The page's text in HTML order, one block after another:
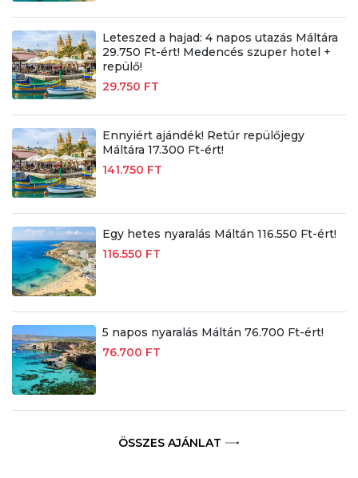
Leteszed a hajad: 4 napos utazás Máltára
29.750 Ft-ért! Medencés szuper hotel +
repülő!
29.750 FT
Ennyiért ajándék! Retúr repülőjegy
Máltára 17.300 Ft-ért!
141.750 FT
Egy hetes nyaralás Máltán 116.550 Ft-ért!
116.550 FT
5 napos nyaralás Máltán 76.700 Ft-ért!
76.700 FT
ÖSSZES AJÁNLAT